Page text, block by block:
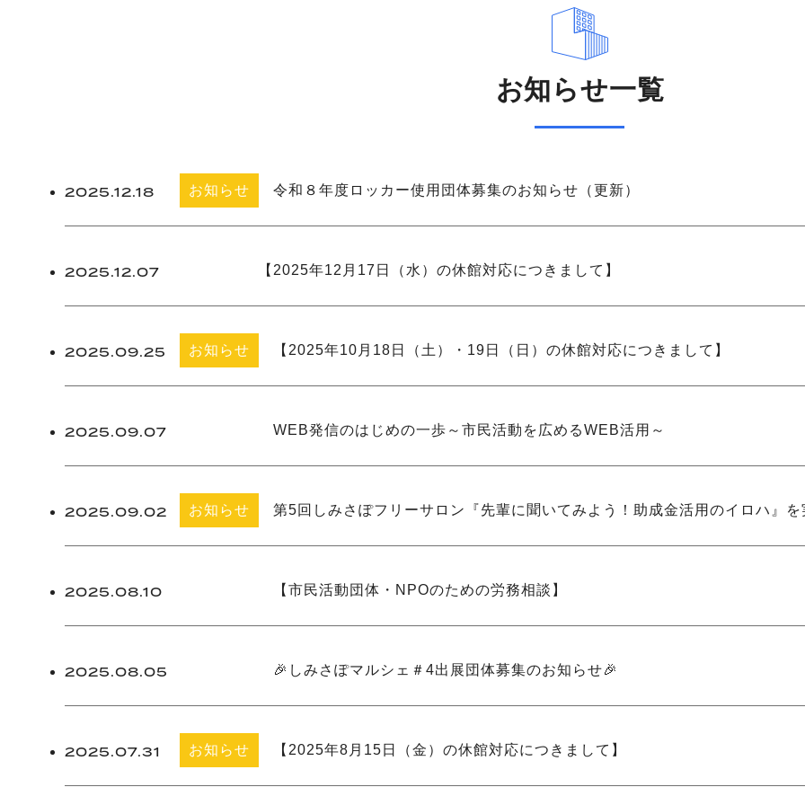
お知らせ一覧
2025.12.18 お知らせ 令和８年度ロッカー使用団体募集のお知らせ（更新）
2025.12.07 【2025年12月17日（水）の休館対応につきまして】
2025.09.25 お知らせ 【2025年10月18日（土）・19日（日）の休館対応につきまして】
2025.09.07 WEB発信のはじめの一歩～市民活動を広めるWEB活用～
2025.09.02 お知らせ 第5回しみさぽフリーサロン『先輩に聞いてみよう！助成金活用のイロハ』を
2025.08.10 【市民活動団体・NPOのための労務相談】
2025.08.05 🎉しみさぽマルシェ＃4出展団体募集のお知らせ🎉
2025.07.31 お知らせ 【2025年8月15日（金）の休館対応につきまして】